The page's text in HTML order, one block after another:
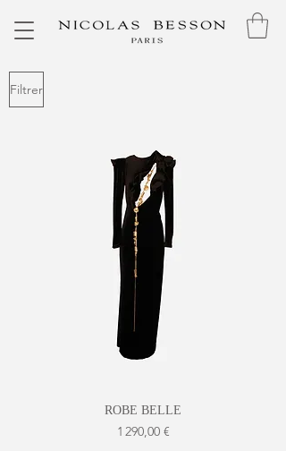
Filtrer
ROBE BELLE
Prix
1 290,00 €